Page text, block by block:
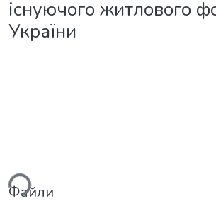
існуючого житлового
України
Файли